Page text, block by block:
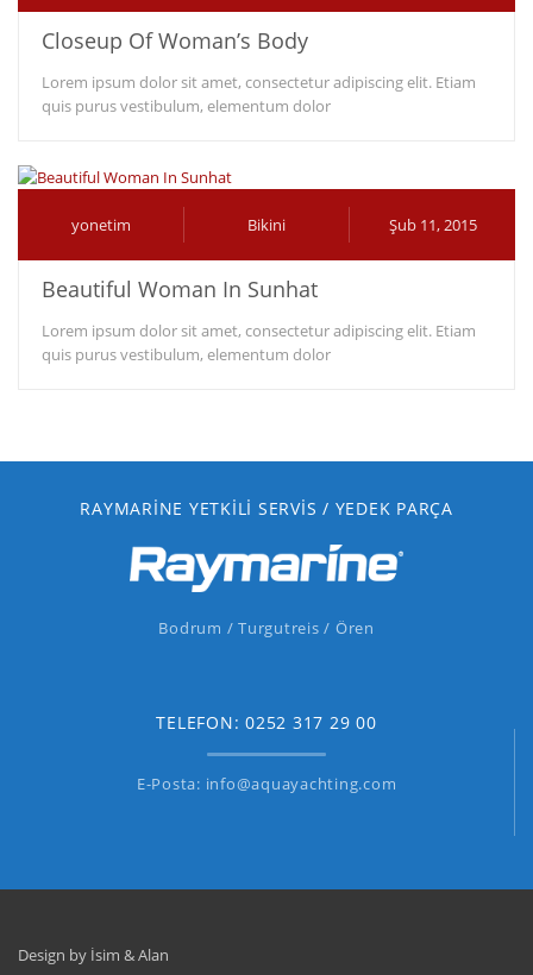
Closeup Of Woman’s Body
Lorem ipsum dolor sit amet, consectetur adipiscing elit. Etiam
quis purus vestibulum, elementum dolor
yonetim Bikini Şub 11, 2015
Beautiful Woman In Sunhat
Lorem ipsum dolor sit amet, consectetur adipiscing elit. Etiam
quis purus vestibulum, elementum dolor
RAYMARINE YETKILI SERVIS / YEDEK PARÇA
Bodrum / Turgutreis / Ören
TELEFON: 0252 317 29 00
E-Posta: info@aquayachting.com
Design by İsim & Alan